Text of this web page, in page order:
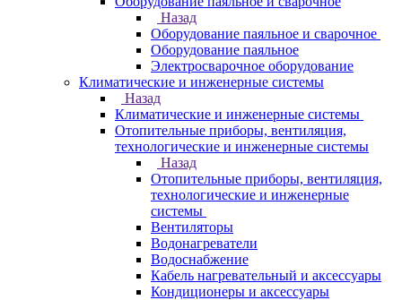
Назад
Оборудование паяльное и сварочное
Оборудование паяльное
Электросварочное оборудование
Климатические и инженерные системы
Назад
Климатические и инженерные системы
Отопительные приборы, вентиляция,
технологические и инженерные системы
Назад
Отопительные приборы, вентиляция,
технологические и инженерные
системы
Вентиляторы
Водонагреватели
Водоснабжение
Кабель нагревательный и аксессуары
Кондиционеры и аксессуары